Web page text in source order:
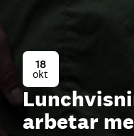
18
okt
arbetar